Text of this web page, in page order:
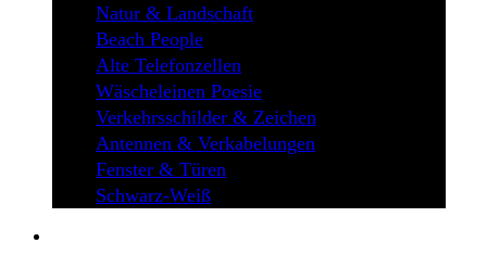
Natur & Landschaft
Beach People
Alte Telefonzellen
Wäscheleinen Poesie
Verkehrsschilder & Zeichen
Antennen & Verkabelungen
Fenster & Türen
Schwarz-Weiß